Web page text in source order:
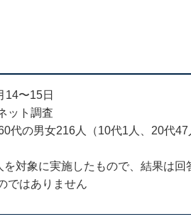
14〜15日
ット調査
代の男女216人（10代1人、20代
対象に実施したもので、結果は
ではありません